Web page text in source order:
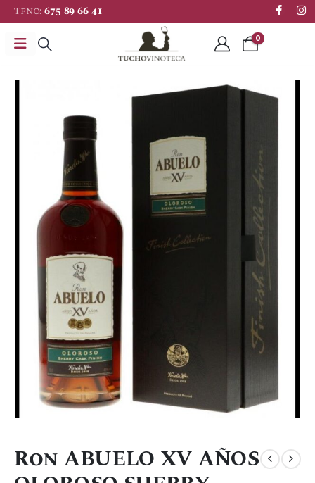
Tfno:675 89 66 41
0
Ron ABUELO XV AÑOS